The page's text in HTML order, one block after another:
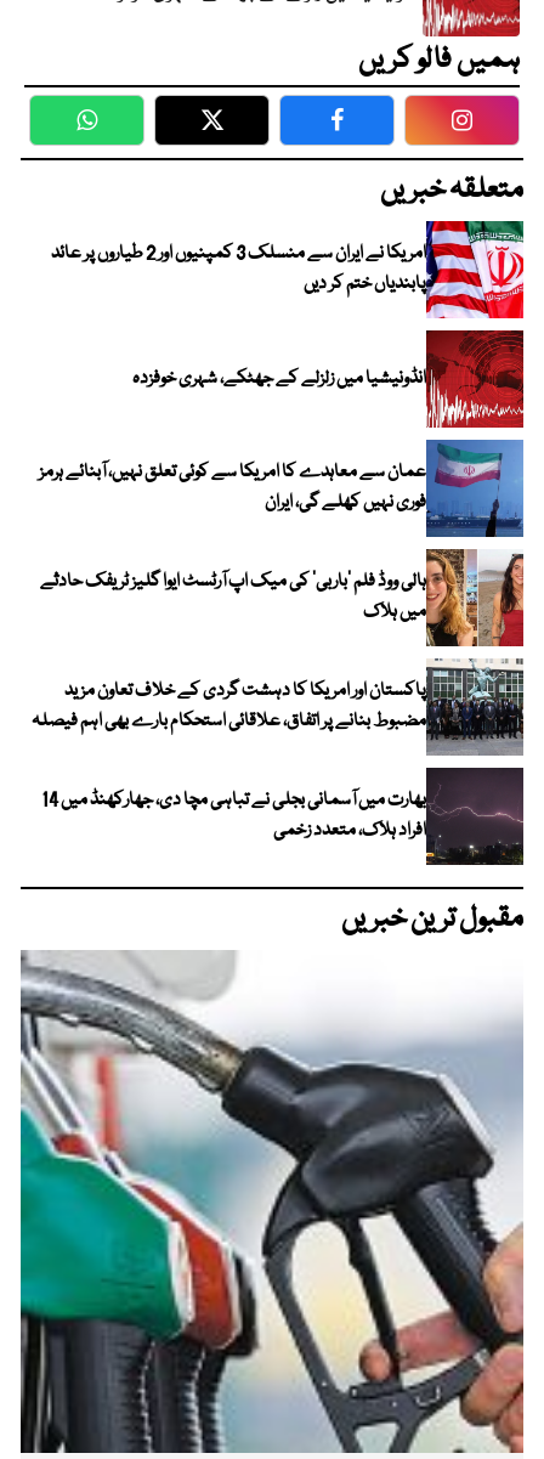
ہمیں فالو کریں
WhatsApp Twitter Facebook
متعلقہ خبریں
امریکا نے ایران سے منسلک 3 کمپنیوں اور 2 طیاروں پر عائد
پابندیاں ختم کر دیں
انڈونیشیا میں زلزلے کے جھٹکے، شہری خوفزدہ
عمان سے معاہدے کا امریکا سے کوئی تعلق نہیں، آبنائے ہرمز
فوری نہیں کھلے گی، ایران
ہالی ووڈ فلم ’باربی‘ کی میک اپ آرٹسٹ ایوا گلیز ٹریفک حادثے
میں ہلاک
پاکستان اور امریکا کا دہشت گردی کے خلاف تعاون مزید
مضبوط بنانے پر اتفاق، علاقائی استحکام بارے بھی اہم فیصلہ
بھارت میں آسمانی بجلی نے تباہی مچا دی، جھارکھنڈ میں 14
افراد ہلاک، متعدد زخمی
مقبول ترین خبریں